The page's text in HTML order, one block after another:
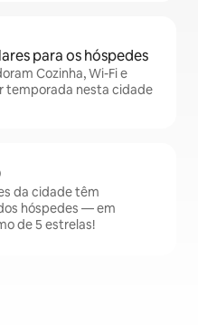
para os hóspedes
Cozinha, Wi-Fi e
temporada nesta cidade
da cidade têm
hóspedes — em
de 5 estrelas!